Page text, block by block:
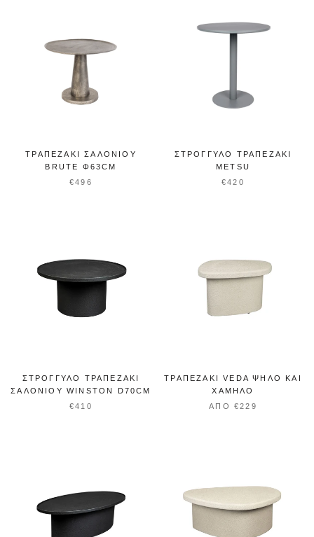
ΤΡΑΠΕΖΆΚΙ ΣΑΛΟΝΙΟΎ
BRUTE Φ63CM
€496
ΣΤΡΟΓΓΥΛΌ ΤΡΑΠΕΖΆΚΙ
METSU
€420
ΣΤΡΟΓΓΥΛΌ ΤΡΑΠΕΖΆΚΙ
ΣΑΛΟΝΙΟΎ WINSTON D70CM
€410
ΤΡΑΠΕΖΆΚΙ VEDA ΨΗΛΌ ΚΑΙ
ΧΑΜΗΛΌ
ΑΠΌ €229